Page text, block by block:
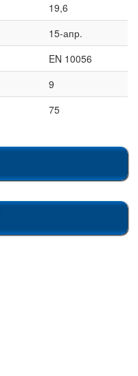
19,6
15-апр.
EN 10056
9
75